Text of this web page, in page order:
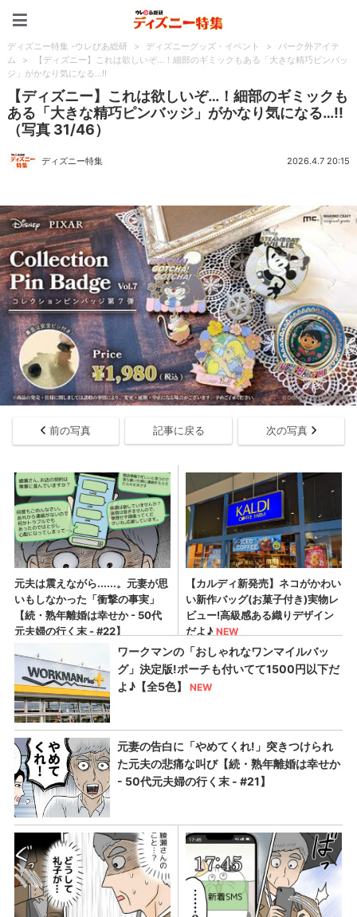
ディズニー特集 -ウレぴあ総研 > ディズニーグッズ・イベント >
パーク外アイテ
ム
>
【ディズニー】これは欲しいぞ…！細部のギミックもある「大きな精巧ピンバッ
ジ」がかなり気になる…!!
【ディズニー】これは欲しいぞ…！細部のギミックも
ある「大きな精巧ピンバッジ」がかなり気になる…!!
（写真 31/46）
ディズニー特集 2026.4.7 20:15
前の写真 記事に戻る 次の写真